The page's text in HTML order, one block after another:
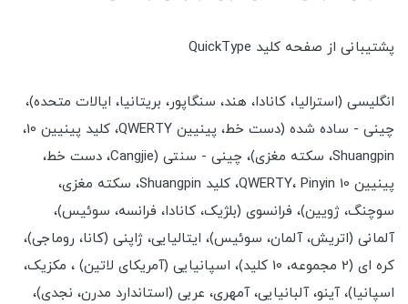
پشتیبانی از صفحه کلید QuickType
انگلیسی (استرالیا، کانادا، هند، سنگاپور، بریتانیا، ایالات متحده)،
چینی - ساده شده (دست خط، پینیین QWERTY، کلید پینیین 10،
Shuangpin، سکته مغزی)، چینی - سنتی (Cangjie، دست خط،
پینیین QWERTY، Pinyin 10، کلید Shuangpin، سکته مغزی،
سوچنگ، ژویین)، فرانسوی (بلژیک، کانادا، فرانسه، سوئیس)،
آلمانی (اتریش، آلمان، سوئیس)، ایتالیایی، ژاپنی (کانا، روماجی)،
کره ای (2 مجموعه، 10 کلید)، اسپانیایی (آمریکای لاتین) ، مکزیک،
اسپانیا)، آینو، آلبانیایی، آمهری، عربی (استاندارد مدرن، نجدی)،